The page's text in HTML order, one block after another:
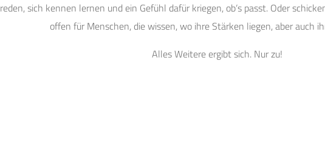
reden, sich kennen lernen und ein Gefühl dafür kriegen, ob‘s passt. Oder
offen für Menschen, die wissen, wo ihre Stärken liegen, aber auch
Alles Weitere ergibt sich. Nur zu!